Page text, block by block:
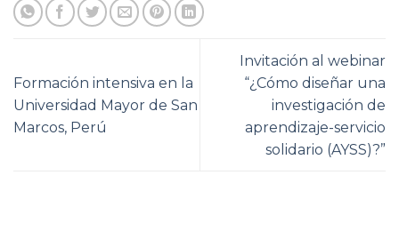
Formación intensiva en la
Universidad Mayor de San
Marcos, Perú
Invitación al webinar
“¿Cómo diseñar una
investigación de
aprendizaje-servicio
solidario (AYSS)?”